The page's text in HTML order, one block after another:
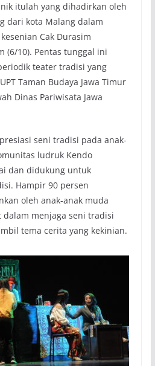
yang dihadirkan oleh
dari kota Malang dalam
Cak Durasim
(6/10). Pentas tunggal ini
teater tradisi yang
Taman Budaya Jawa Timur
Dinas Pariwisata Jawa
seni tradisi pada anak-
ludruk Kendo
dan didukung untuk
Hampir 90 persen
oleh anak-anak muda
dalam menjaga seni tradisi
tema cerita yang kekinian.